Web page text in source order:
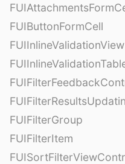
FUIButtonFormCell
FUIInlineValidationView
FUIFilterGroup
FUIFilterItem